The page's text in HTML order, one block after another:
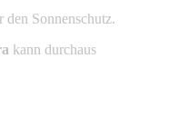
Sonnenschutz.
kann durchaus